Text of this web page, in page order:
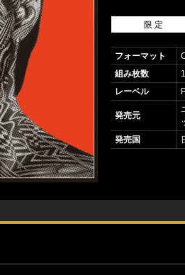
限 定
フォーマット
組み枚数
1
レーベル
発売元
発売国